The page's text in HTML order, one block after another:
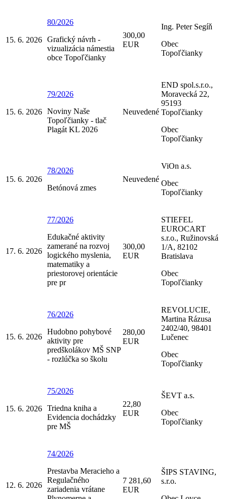
15. 6. 2026
80/2026
Grafický návrh -
vizualizácia námestia
obce Topoľčianky
300,00
EUR
Ing. Peter Segíň
Obec
Topoľčianky
15. 6. 2026
79/2026
Noviny Naše
Topoľčianky - tlač
Plagát KL 2026
Neuvedené
END spol.s.r.o.,
Moravecká 22,
95193
Topoľčianky
Obec
Topoľčianky
15. 6. 2026
78/2026
Betónová zmes
Neuvedené
ViOn a.s.
Obec
Topoľčianky
17. 6. 2026
77/2026
Edukačné aktivity
zamerané na rozvoj
logického myslenia,
matematiky a
priestorovej orientácie
pre pr
300,00
EUR
STIEFEL
EUROCART
s.r.o., Ružinovská
1/A, 82102
Bratislava
Obec
Topoľčianky
15. 6. 2026
76/2026
Hudobno pohybové
aktivity pre
predškolákov MŠ SNP
- rozlúčka so školu
280,00
EUR
REVOLUCIE,
Martina Rázusa
2402/40, 98401
Lučenec
Obec
Topoľčianky
15. 6. 2026
75/2026
Triedna kniha a
Evidencia dochádzky
pre MŠ
22,80
EUR
ŠEVT a.s.
Obec
Topoľčianky
12. 6. 2026
74/2026
Prestavba Meracieho a
Regulačného
zariadenia vrátane
7 281,60
EUR
ŠIPS STAVING,
s.r.o.